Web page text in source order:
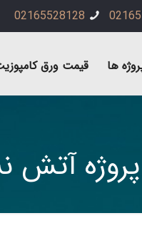
02165528128
ها قیمت ورق
پروژه آتش